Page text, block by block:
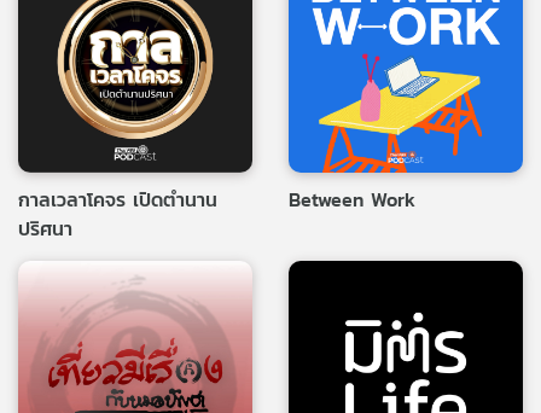
กาลเวลาโคจร เปิดตำนาน
ปริศนา
Between Work